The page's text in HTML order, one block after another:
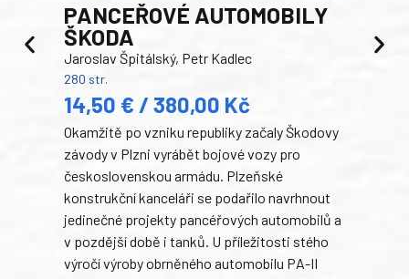
PANCEŘOVÉ AUTOMOBILY
ŠKODA
Jaroslav Špitálský, Petr Kadlec
280 str.
14,50 € / 380,00 Kč
Okamžitě po vzniku republiky začaly Škodovy
závody v Plzni vyrábět bojové vozy pro
československou armádu. Plzeňské
konstrukční kanceláři se podařilo navrhnout
jedinečné projekty pancéřových automobilů a
v pozdější době i tanků. U příležitosti stého
výročí výroby obrněného automobilu PA-II